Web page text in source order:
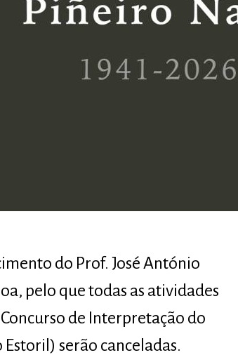
do Prof. José António
pelo que todas as atividades
de Interpretação do
Estoril) serão canceladas.